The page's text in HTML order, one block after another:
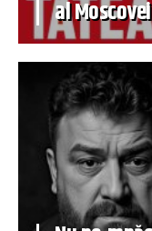
al Moscovei